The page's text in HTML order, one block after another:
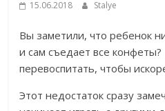
15.06.2018 Stalye
Вы заметили, что ребенок
и сам съедает все
перевоспитать, чтобы
Этот недостаток сразу